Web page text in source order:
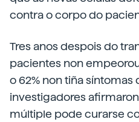
contra o corpo do
Tres anos despois do
pacientes non
o 62% non tiña
investigadores
múltiple pode curarse